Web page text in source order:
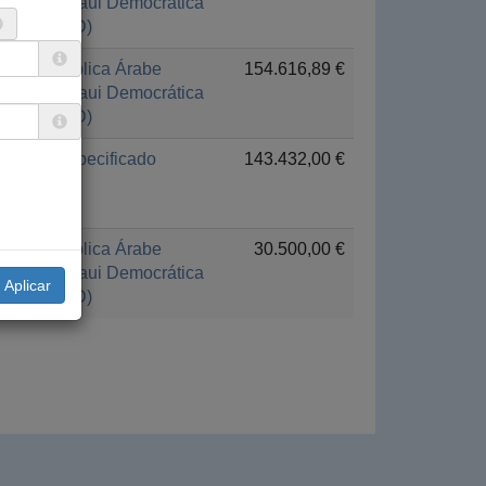
(RASD)
República Árabe
Saharaui Democrática
(RASD)
154.616,89 €
No especificado 143.432,00 €
República Árabe
Saharaui Democrática
(RASD)
30.500,00 €